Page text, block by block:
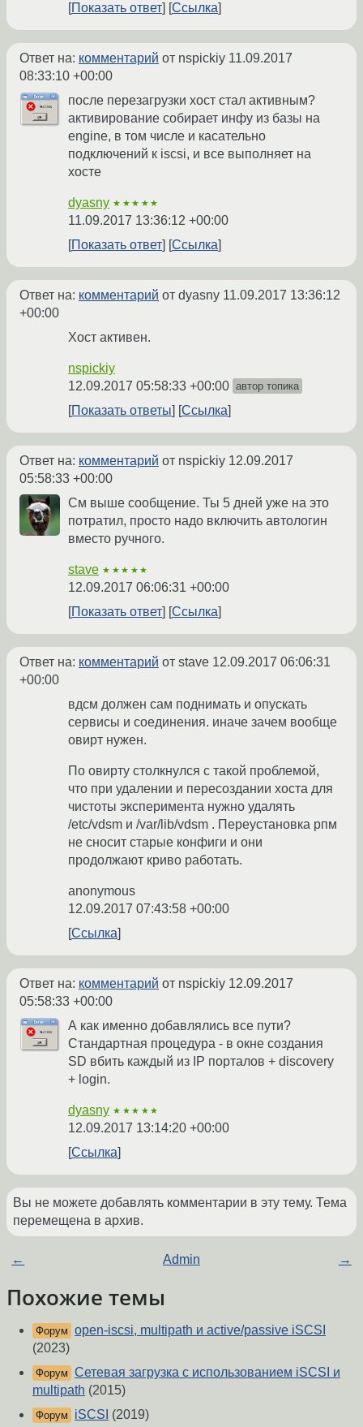
Показать ответ Ссылка
Ответ на: комментарий от nspickiy 11.09.2017
08:33:10 +00:00
после перезагрузки хост стал активным?
активирование собирает инфу из базы на
engine, в том числе и касательно
подключений к iscsi, и все выполняет на
хосте
dyasny ★★★★★
11.09.2017 13:36:12 +00:00
Показать ответ
Ссылка
Ответ на: комментарий от dyasny 11.09.2017 13:36:12
+00:00
Хост активен.
nspickiy
12.09.2017 05:58:33 +00:00 автор топика
Показать ответы Ссылка
Ответ на: комментарий от nspickiy 12.09.2017
05:58:33 +00:00
См выше сообщение. Ты 5 дней уже на это
потратил, просто надо включить автологин
вместо ручного.
stave ★★★★★
12.09.2017 06:06:31 +00:00
Показать ответ
Ссылка
Ответ на: комментарий от stave 12.09.2017 06:06:31
+00:00
вдсм должен сам поднимать и опускать
сервисы и соединения. иначе зачем вообще
овирт нужен.
По овирту столкнулся с такой проблемой,
что при удалении и пересоздании хоста для
чистоты эксперимента нужно удалять
/etc/vdsm и /var/lib/vdsm . Переустановка рпм
не сносит старые конфиги и они
продолжают криво работать.
anonymous
12.09.2017 07:43:58 +00:00
Ссылка
Ответ на: комментарий от nspickiy 12.09.2017
05:58:33 +00:00
А как именно добавлялись все пути?
Стандартная процедура - в окне создания
SD вбить каждый из IP порталов + discovery
+ login.
dyasny ★★★★★
12.09.2017 13:14:20 +00:00
Ссылка
Вы не можете добавлять комментарии в эту тему. Тема
перемещена в архив.
← Admin →
Похожие темы
Форум open-iscsi, multipath и active/passive iSCSI
(2023)
Форум Сетевая загрузка с использованием iSCSI и
multipath (2015)
Форум iSCSI (2019)